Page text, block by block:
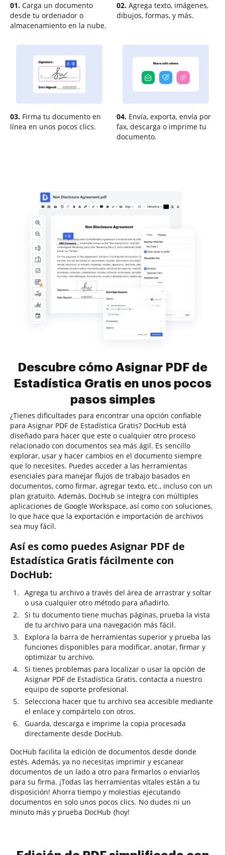
01. Carga un documento
desde tu ordenador o
almacenamiento en la nube.
02. Agrega texto, imágenes,
dibujos, formas, y más.
03. Firma tu documento en
línea en unos pocos clics.
04. Envía, exporta, envía por
fax, descarga o imprime tu
documento.
Descubre cómo Asignar PDF de
Estadística Gratis en unos pocos
pasos simples
¿Tienes dificultades para encontrar una opción confiable
para Asignar PDF de Estadística Gratis? DocHub está
diseñado para hacer que este o cualquier otro proceso
relacionado con documentos sea más ágil. Es sencillo
explorar, usar y hacer cambios en el documento siempre
que lo necesites. Puedes acceder a las herramientas
esenciales para manejar flujos de trabajo basados en
documentos, como firmar, agregar texto, etc., incluso con un
plan gratuito. Además, DocHub se integra con múltiples
aplicaciones de Google Workspace, así como con soluciones,
lo que hace que la exportación e importación de archivos
sea muy fácil.
Así es como puedes Asignar PDF de
Estadística Gratis fácilmente con
DocHub:
Agrega tu archivo a través del área de arrastrar y soltar
o usa cualquier otro método para añadirlo.
Si tu documento tiene muchas páginas, prueba la vista
de tu archivo para una navegación más fácil.
Explora la barra de herramientas superior y prueba las
funciones disponibles para modificar, anotar, firmar y
optimizar tu archivo.
Si tienes problemas para localizar o usar la opción de
Asignar PDF de Estadística Gratis, contacta a nuestro
equipo de soporte profesional.
Selecciona hacer que tu archivo sea accesible mediante
el enlace y compártelo con otros.
Guarda, descarga e imprime la copia procesada
directamente desde DocHub.
DocHub facilita la edición de documentos desde donde
estés. Además, ya no necesitas imprimir y escanear
documentos de un lado a otro para firmarlos o enviarlos
para su firma. ¡Todas las herramientas vitales están a tu
disposición! Ahorra tiempo y molestias ejecutando
documentos en solo unos pocos clics. No dudes ni un
minuto más y prueba DocHub {hoy!